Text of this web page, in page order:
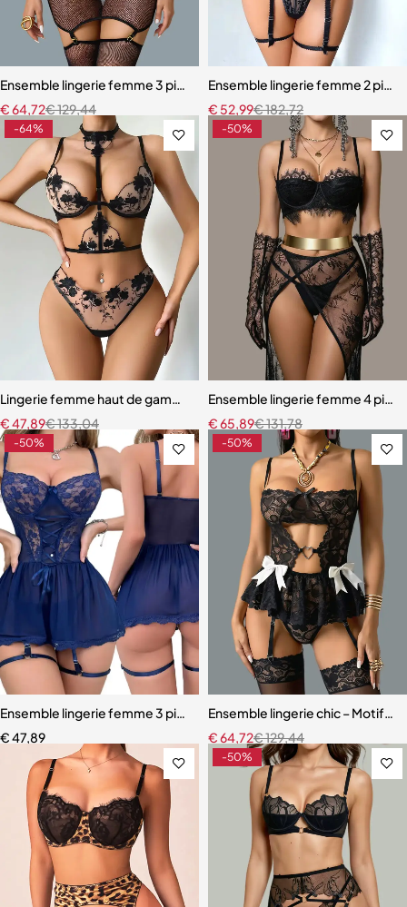
Ensemble lingerie femme 3 pièces – Résille noire brodée avec
€129,44
€64,72
Ensemble lingerie femme 2
€182,72
€ 52,99
-64%
Lingerie femme haut de gamme – Soutien-gorge à armatures et
€133,04
€47,89
-50%
Ensemble lingerie femme 4
€131,78
€65,89
-50%
Ensemble lingerie femme 3 pièces – Soutien-gorge, culotte et
€47,89
-50%
Ensemble lingerie chic – Motifs
€129,44
€64,72
-50%